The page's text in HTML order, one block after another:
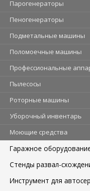
Парогенераторы
Пеногенераторы
Подметальные машины
Поломоечные машины
Профессиональные
Пылесосы
Роторные машины
Уборочный инвентарь
Моющие средства
Гаражное
Стенды развал-
Инструмент для